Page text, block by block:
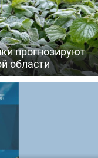
прогнозируют
области